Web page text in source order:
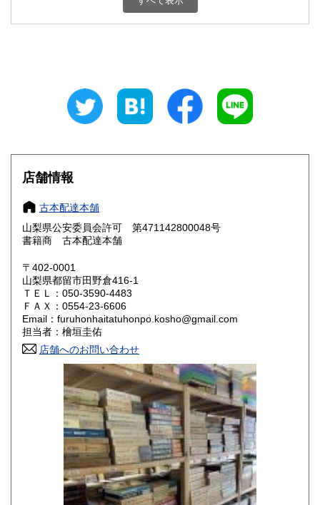
800円 三重県
大阪府
奈良県
鳥取県 800円 島根県
岡山県
山口県 800円
香川県 800円 愛媛県
高知県 800円
800円 長崎県
800円 大分県
800円 鹿児島県
1,500円
店舗情報
古本配達本舗
山梨県公安委員会許可 第471142800048号
書籍商 古本配達本舗
〒402-0001
山梨県都留市田野倉416-1
ＴＥＬ：050-3590-4483
ＦＡＸ：0554-23-6606
Email：furuhonhaitatuhonpo.kosho@gmail.com
担当者：檜垣圭佑
店舗へのお問い合わせ